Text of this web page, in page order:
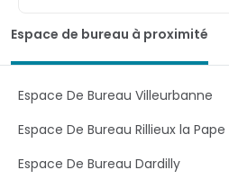
Espace de bureau à proximité
Espace De Bureau Villeurbanne
Espace De Bureau Rillieux la Pape
Espace De Bureau Dardilly